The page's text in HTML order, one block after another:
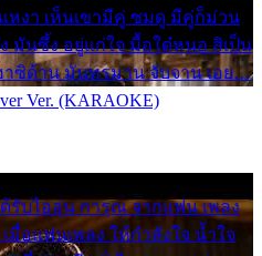
หงา เห็นเขามีคู่ ซมดู มีคู่ก็ม่วน
มันซึ้ง อยู่แก่ใจ มื้อใด๋หนอ สิเป็น
าซิด้าน มันทรมาน จับจาน เอย…
Ver. (KARAOKE)
รับไออุ่น การุณ จากแฟน เพลง
มื่อแฟนเพลง ให้กำลังใจ น้ำใจ